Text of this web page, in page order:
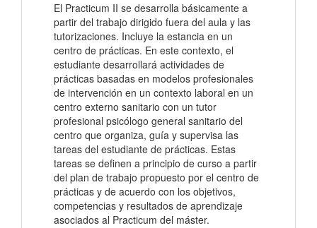
El Practicum II se desarrolla básicamente a
partir del trabajo dirigido fuera del aula y las
tutorizaciones. Incluye la estancia en un
centro de prácticas. En este contexto, el
estudiante desarrollará actividades de
prácticas basadas en modelos profesionales
de intervención en un contexto laboral en un
centro externo sanitario con un tutor
profesional psicólogo general sanitario del
centro que organiza, guía y supervisa las
tareas del estudiante de prácticas. Estas
tareas se definen a principio de curso a partir
del plan de trabajo propuesto por el centro de
prácticas y de acuerdo con los objetivos,
competencias y resultados de aprendizaje
asociados al Practicum del máster.